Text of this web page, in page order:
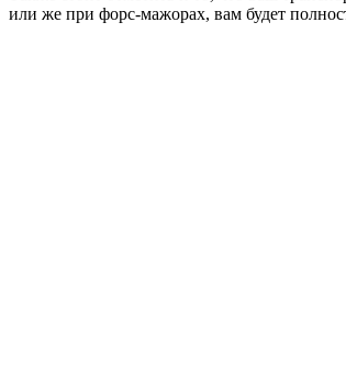
или же при форс-мажорах, вам будет